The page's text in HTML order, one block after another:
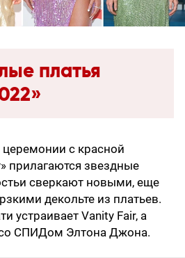
платья
с красной
прилагаются звездные
сверкают новыми, еще
декольте из платьев.
устраивает Vanity Fair, а
СПИДом Элтона Джона.